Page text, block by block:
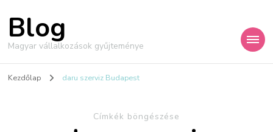
Blog
Magyar vállalkozások gyűjteménye
Kezdőlap daru szerviz Budapest
Címkék böngészése